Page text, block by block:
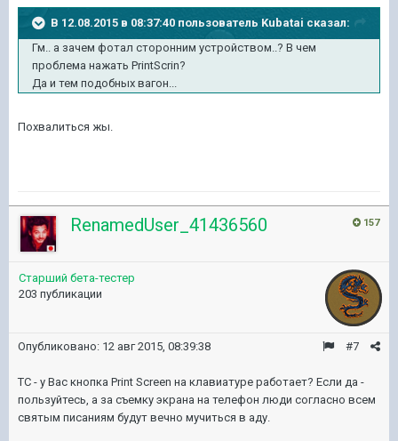
В 12.08.2015 в 08:37:40 пользователь Kubatai сказал:
Гм.. а зачем фотал сторонним устройством..? В чем
проблема нажать PrintScrin?
Да и тем подобных вагон...
Похвалиться жы.
157
RenamedUser_41436560
Старший бета-тестер
203 публикации
#7
Опубликовано: 12 авг 2015, 08:39:38
ТС - у Вас кнопка Print Screen на клавиатуре работает? Если да -
пользуйтесь, а за съемку экрана на телефон люди согласно всем
святым писаниям будут вечно мучиться в аду.